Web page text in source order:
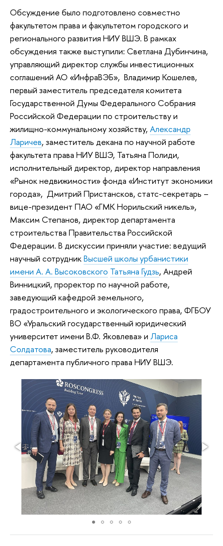
Обсуждение было подготовлено совместно
факультетом права и факультетом городского и
регионального развития НИУ ВШЭ. В рамках
обсуждения также выступили: Светлана Дубинчина,
управляющий директор службы инвестиционных
соглашений АО «ИнфраВЭБ», Владимир Кошелев,
первый заместитель председателя комитета
Государственной Думы Федерального Собрания
Российской Федерации по строительству и
жилищно-коммунальному хозяйству, Александр
Ларичев, заместитель декана по научной работе
факультета права НИУ ВШЭ, Татьяна Полиди,
исполнительный директор, директор направления
«Рынок недвижимости» фонда «Институт экономики
города», Дмитрий Пристансков, статс-секретарь –
вице-президент ПАО «ГМК Норильский никель»,
Максим Степанов, директор департамента
строительства Правительства Российской
Федерации. В дискуссии приняли участие: ведущий
научный сотрудникВысшей школы урбанистики
имени А. А. Высоковского Татьяна Гудзь, Андрей
Винницкий, проректор по научной работе,
заведующий кафедрой земельного,
градостроительного и экологического права, ФГБОУ
ВО «Уральский государственный юридический
университет имени В.Ф. Яковлева» и Лариса
Солдатова, заместитель руководителя
департамента публичного права НИУ ВШЭ.